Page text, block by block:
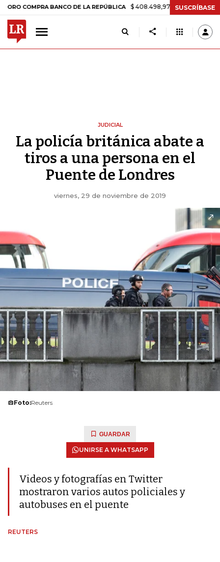
BANCO DE LA REPÚBLICA $ 408.498,97 +$ 8.753,81 +2,19%
SUSCRÍBASE
JUDICIAL
La policía británica abate a
tiros a una persona en el
Puente de Londres
viernes, 29 de noviembre de 2019
Foto:Reuters
GUARDAR
UNIRSE A WHATSAPP
Videos y fotografías en Twitter
mostraron varios autos policiales y
autobuses en el puente
REUTERS